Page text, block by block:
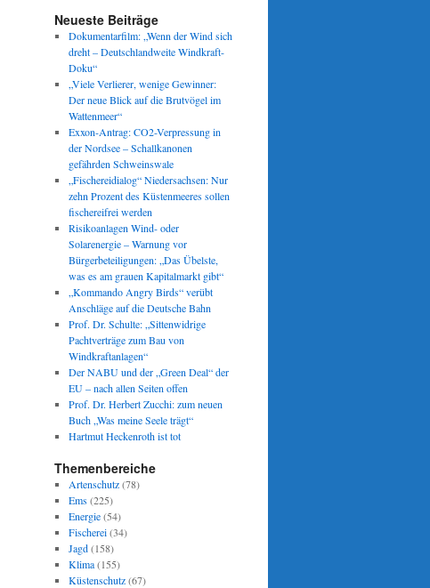
Neueste Beiträge
Dokumentarfilm: „Wenn der Wind sich
dreht – Deutschlandweite Windkraft-
Doku“
„Viele Verlierer, wenige Gewinner:
Der neue Blick auf die Brutvögel im
Wattenmeer“
Exxon-Antrag: CO2-Verpressung in
der Nordsee – Schallkanonen
gefährden Schweinswale
„Fischereidialog“ Niedersachsen: Nur
zehn Prozent des Küstenmeeres sollen
fischereifrei werden
Risikoanlagen Wind- oder
Solarenergie – Warnung vor
Bürgerbeteiligungen: „Das Übelste,
was es am grauen Kapitalmarkt gibt“
„Kommando Angry Birds“ verübt
Anschläge auf die Deutsche Bahn
Prof. Dr. Schulte: „Sittenwidrige
Pachtverträge zum Bau von
Windkraftanlagen“
Der NABU und der „Green Deal“ der
EU – nach allen Seiten offen
Prof. Dr. Herbert Zucchi: zum neuen
Buch „Was meine Seele trägt“
Hartmut Heckenroth ist tot
Themenbereiche
Artenschutz(78)
Ems(225)
Energie(54)
Fischerei(34)
Jagd(158)
Klima(155)
Küstenschutz(67)